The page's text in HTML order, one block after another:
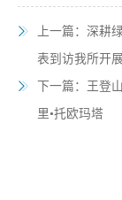
上一篇：深耕
表到访我所开
下一篇： 王登
里•托欧玛塔